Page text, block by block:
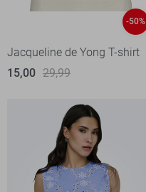
-50%
Jacqueline de Yong T-shirt
15,00 29,99